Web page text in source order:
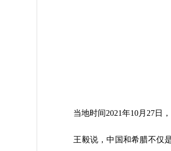
当地时间2021年10月27日，
王毅说，中国和希腊不仅是